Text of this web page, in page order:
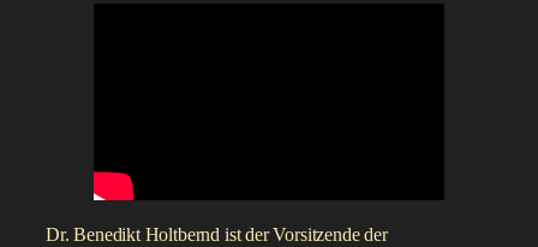
Dr. Benedikt Holtbernd ist der Vorsitzende der